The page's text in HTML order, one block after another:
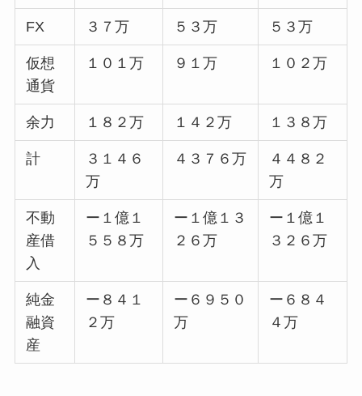
FX ３７万 ５３万 ５３万
仮想
通貨
１０１万 ９１万 １０２万
余力 １８２万 １４２万 １３８万
計
３１４６
万
４３７６万
４４８２
万
不動
産借
入
ー１億１
５５８万
ー１億１３
２６万
ー１億１
３２６万
純金
融資
産
ー８４１
２万
ー６９５０
万
ー６８４
４万